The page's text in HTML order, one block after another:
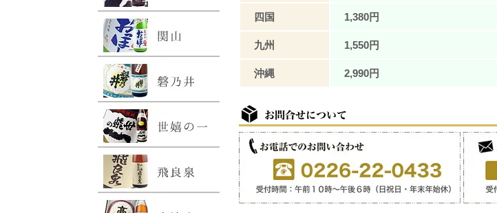
四国 1,380円
九州 1,550円
沖縄 2,990円